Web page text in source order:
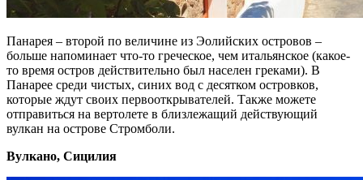
Панарея – второй по величине из Эолийских островов –
больше напоминает что-то греческое, чем итальянское (какое-
то время остров действительно был населен греками). В
Панарее среди чистых, синих вод с десятком островков,
которые ждут своих первооткрывателей. Также можете
отправиться на вертолете в близлежащий действующий
вулкан на острове Стромболи.
Вулкано, Сицилия